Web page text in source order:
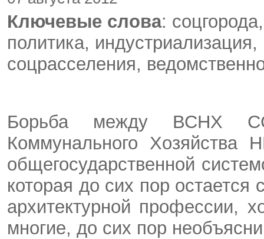
Ключевые слова:
политика,
соцрасселения,
Борьба между ВСНХ
Коммунального
общегосударственной
которая до сих пор остается
архитектурной профессии,
многие, до сих пор